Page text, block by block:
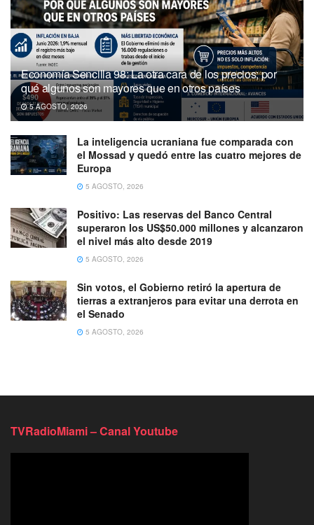
Economía Sencilla 98: La otra cara de los precios; por
qué algunos son mayores que en otros países
5 AGOSTO, 2026
La inteligencia ucraniana fue comparada con
el Mossad y quedó entre las cuatro mejores de
Europa
5 AGOSTO, 2026
Positivo: Las reservas del Banco Central
superaron los US$50.000 millones y alcanzaron
el nivel más alto desde 2019
5 AGOSTO, 2026
Sin votos, el Gobierno retiró la apertura de
tierras a extranjeros para evitar una derrota en
el Senado
5 AGOSTO, 2026
TVRadioMiami – Canal Youtube